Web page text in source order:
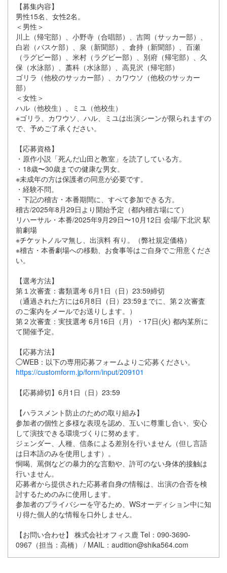
【募集内容】
男性15名、女性2名。
＜男性＞
川上（帰宅部）、小野寺（合唱部）、吉岡（サッカー部）、
白岩（バスケ部）、泉（新聞部）、倉持（新聞部）、百瀬
（ラグビー部）、米村（ラグビー部）、別府（帰宅部）、久
保（水泳部）、藁科（水泳部）、高見沢（帰宅部）
ゴリラ（他校のサッカー部）、カワウソ（他校のサッカー
部）
＜女性＞
ハル（他校生）、ミユ（他校生）
※ゴリラ、カワウソ、ハル、ミユは出演シーンが限られますの
で、予めご了承ください。
【応募資格】
・原作小説「死んだ山田と教室」を読了している方。
・18歳〜30歳までの健康な男女。
※未成年の方は保護者の同意が必要です。
・経験不問。
・下記の稽古・本番期間に、すべて参加できる方。
稽古/2025年8月29日より開始予定（都内稽古場にて）
リハーサル・本番/2025年9月29日〜10月12日 会場/下北沢 駅
前劇場
※
ノルマ無し、出演料 有り。（弊社規定価格）
※稽古・本番劇場への移動、お食事等はご自身でご用意くださ
い。
【選考方法】
第１次審査：書類選考 6月1日（日）23:59締切
（通過された方には6月8日（日）23:59までに、第２次審査
のご案内をメールでお送りします。）
第２次審査：実技選考 6月16日（月）・17日(火) 都内某所に
て開催予定。
【応募方法】
◯WEB：以下の専用応募フォームよりご応募ください。
https://customform.jp/form/input/209101
【応募締切】6月1日（日）23:59
【ハラスメント防止のための取り組み】
参加者の個性と多様な表現を認め、互いに尊重し合い、安心
して演技できる環境づくりに努めます。
ジェンダー、人種、信条による差別を行いません（但し言語
は日本語のみを使用します）。
恫喝、罵倒などの暴力的な言動や、許可のない身体的接触は
行いません。
応募者から提供された応募者自身の情報は、出演の合否を検
討するためのみに使用します。
参加者のプライバシーを守るため、WSオーディション中に知
り得た個人的な情報を口外しません。
【お問い合わせ】 株式会社オフィス鹿 Tel：090-3690-
0967（担当：高橋） / MAIL：audition@shika564.com